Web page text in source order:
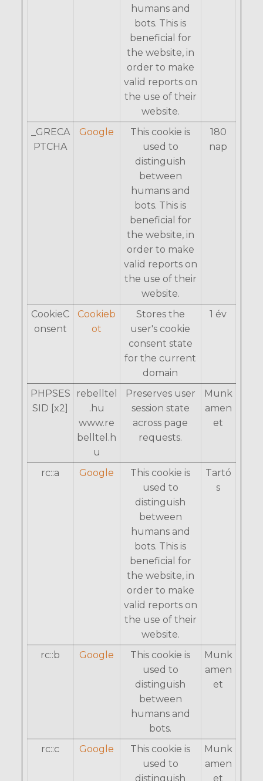
humans and
bots. This is
beneficial for
the website, in
order to make
valid reports on
the use of their
website.
_GRECA
PTCHA
Google
This cookie is
used to
distinguish
between
humans and
bots. This is
beneficial for
the website, in
order to make
valid reports on
the use of their
website.
180
nap
CookieC
onsent
Cookieb
ot
Stores the
user's cookie
consent state
for the current
domain
1 év
PHPSES
SID [x2]
rebelltel
.hu
www.re
belltel.h
u
Preserves user
session state
across page
requests.
Munk
amen
et
rc::a Google
This cookie is
used to
distinguish
between
humans and
bots. This is
beneficial for
the website, in
order to make
valid reports on
the use of their
website.
Tartó
s
rc::b Google
This cookie is
used to
distinguish
between
humans and
bots.
Munk
amen
et
rc::c Google
This cookie is
used to
distinguish
Munk
amen
et